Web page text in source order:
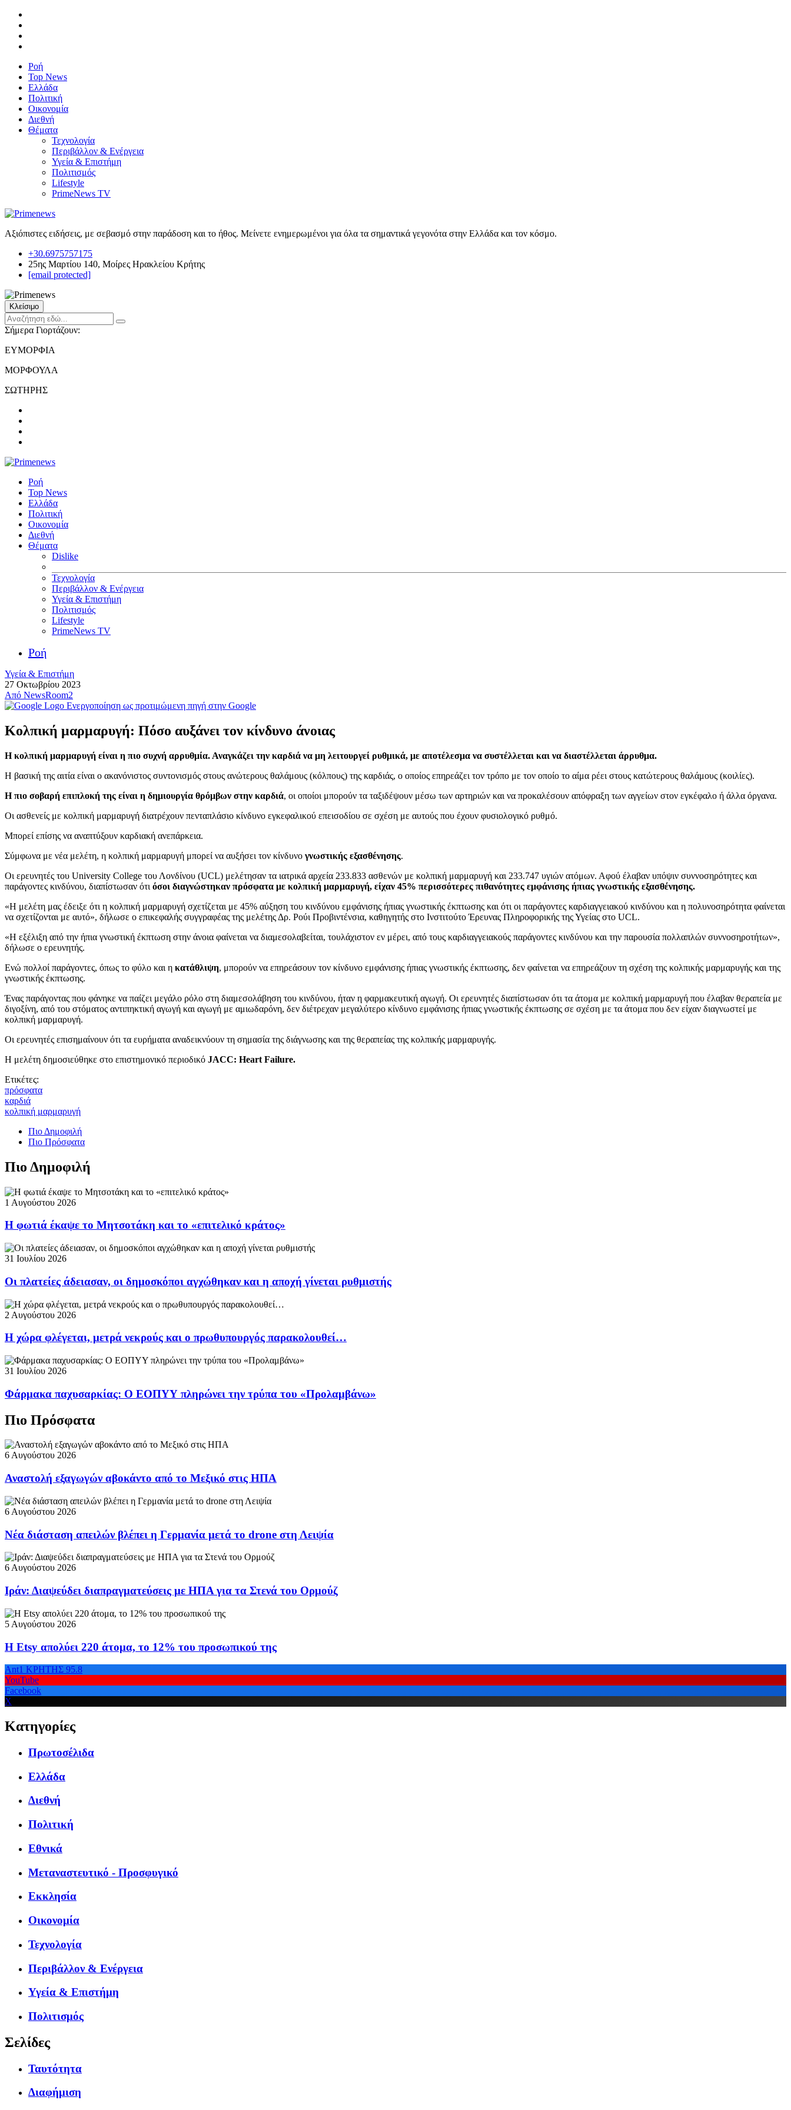
Ροή
Top News
Ελλάδα
Πολιτική
Οικονομία
Διεθνή
Θέματα
Τεχνολογία
Περιβάλλον & Ενέργεια
Υγεία & Επιστήμη
Πολιτισμός
Lifestyle
PrimeNews TV
Αξιόπιστες ειδήσεις, με σεβασμό στην παράδοση και το ήθος. Μείνετε ενημερωμένοι για όλα τα σημαντικά γεγονότα στην Ελλάδα και τον κόσμο.
+30.6975757175
25ης Μαρτίου 140, Μοίρες Ηρακλείου Κρήτης
[email protected]
Κλείσιμο
Σήμερα Γιορτάζουν:
ΕΥΜΟΡΦΙΑ
ΜΟΡΦΟΥΛΑ
ΣΩΤΗΡΗΣ
Ροή
Top News
Ελλάδα
Πολιτική
Οικονομία
Διεθνή
Θέματα
Dislike
Τεχνολογία
Περιβάλλον & Ενέργεια
Υγεία & Επιστήμη
Πολιτισμός
Lifestyle
PrimeNews TV
Ροή
Υγεία & Επιστήμη
27 Οκτωβρίου 2023
Από NewsRoom2
Ενεργοποίηση ως προτιμώμενη πηγή στην Google
Κολπική μαρμαρυγή: Πόσο αυξάνει τον κίνδυνο άνοιας
Η κολπική μαρμαρυγή είναι η πιο συχνή αρρυθμία. Αναγκάζει την καρδιά να μη λειτουργεί ρυθμικά, με αποτέλεσμα να συστέλλεται και να διαστέλλεται άρρυθμα.
Η βασική της αιτία είναι ο ακανόνιστος συντονισμός στους ανώτερους θαλάμους (κόλπους) της καρδιάς, ο οποίος επηρεάζει τον τρόπο με τον οποίο το αίμα ρέει στους κατώτερους θαλάμους (κοιλίες).
Η πιο σοβαρή επιπλοκή της είναι η δημιουργία θρόμβων στην καρδιά, οι οποίοι μπορούν τα ταξιδέψουν μέσω των αρτηριών και να προκαλέσουν απόφραξη των αγγείων στον εγκέφαλο ή άλλα όργανα.
Οι ασθενείς με κολπική μαρμαρυγή διατρέχουν πενταπλάσιο κίνδυνο εγκεφαλικού επεισοδίου σε σχέση με αυτούς που έχουν φυσιολογικό ρυθμό.
Μπορεί επίσης να αναπτύξουν καρδιακή ανεπάρκεια.
Σύμφωνα με νέα μελέτη, η κολπική μαρμαρυγή μπορεί να αυξήσει τον κίνδυνο γνωστικής εξασθένησης.
Οι ερευνητές του University College του Λονδίνου (UCL) μελέτησαν τα ιατρικά αρχεία 233.833 ασθενών με κολπική μαρμαρυγή και 233.747 υγιών ατόμων. Αφού έλαβαν υπόψιν συννοσηρότητες και
παράγοντες κινδύνου, διαπίστωσαν ότι όσοι διαγνώστηκαν πρόσφατα με κολπική μαρμαρυγή, είχαν 45% περισσότερες πιθανότητες εμφάνισης ήπιας γνωστικής εξασθένησης.
«Η μελέτη μας έδειξε ότι η κολπική μαρμαρυγή σχετίζεται με 45% αύξηση του κινδύνου εμφάνισης ήπιας γνωστικής έκπτωσης και ότι οι παράγοντες καρδιαγγειακού κινδύνου και η πολυνοσηρότητα φαίνεται
να σχετίζονται με αυτό», δήλωσε ο επικεφαλής συγγραφέας της μελέτης Δρ. Ρούι Προβιντένσια, καθηγητής στο Ινστιτούτο Έρευνας Πληροφορικής της Υγείας στο UCL.
«Η εξέλιξη από την ήπια γνωστική έκπτωση στην άνοια φαίνεται να διαμεσολαβείται, τουλάχιστον εν μέρει, από τους καρδιαγγειακούς παράγοντες κινδύνου και την παρουσία πολλαπλών συννοσηροτήτων»,
δήλωσε ο ερευνητής.
Ενώ πολλοί παράγοντες, όπως το φύλο και η κατάθλιψη, μπορούν να επηρεάσουν τον κίνδυνο εμφάνισης ήπιας γνωστικής έκπτωσης, δεν φαίνεται να επηρεάζουν τη σχέση της κολπικής μαρμαρυγής και της
γνωστικής έκπτωσης.
Ένας παράγοντας που φάνηκε να παίζει μεγάλο ρόλο στη διαμεσολάβηση του κινδύνου, ήταν η φαρμακευτική αγωγή. Οι ερευνητές διαπίστωσαν ότι τα άτομα με κολπική μαρμαρυγή που έλαβαν θεραπεία με
διγοξίνη, από του στόματος αντιπηκτική αγωγή και αγωγή με αμιωδαρόνη, δεν διέτρεχαν μεγαλύτερο κίνδυνο εμφάνισης ήπιας γνωστικής έκπτωσης σε σχέση με τα άτομα που δεν είχαν διαγνωστεί με
κολπική μαρμαρυγή.
Οι ερευνητές επισημαίνουν ότι τα ευρήματα αναδεικνύουν τη σημασία της διάγνωσης και της θεραπείας της κολπικής μαρμαρυγής.
Η μελέτη δημοσιεύθηκε στο επιστημονικό περιοδικό JACC: Heart Failure.
Ετικέτες:
πρόσφατα
καρδιά
κολπική μαρμαρυγή
Πιο Δημοφιλή
Πιο Πρόσφατα
Πιο Δημοφιλή
1 Αυγούστου 2026
Η φωτιά έκαψε το Μητσοτάκη και το «επιτελικό κράτος»
31 Ιουλίου 2026
Οι πλατείες άδειασαν, οι δημοσκόποι αγχώθηκαν και η αποχή γίνεται ρυθμιστής
2 Αυγούστου 2026
Η χώρα φλέγεται, μετρά νεκρούς και ο πρωθυπουργός παρακολουθεί…
31 Ιουλίου 2026
Φάρμακα παχυσαρκίας: Ο ΕΟΠΥΥ πληρώνει την τρύπα του «Προλαμβάνω»
Πιο Πρόσφατα
6 Αυγούστου 2026
Αναστολή εξαγωγών αβοκάντο από το Μεξικό στις ΗΠΑ
6 Αυγούστου 2026
Νέα διάσταση απειλών βλέπει η Γερμανία μετά το drone στη Λειψία
6 Αυγούστου 2026
Ιράν: Διαψεύδει διαπραγματεύσεις με ΗΠΑ για τα Στενά του Ορμούζ
5 Αυγούστου 2026
Η Etsy απολύει 220 άτομα, το 12% του προσωπικού της
Ant1 ΚΡΗΤΗΣ 95.8
YouTube
Facebook
X
Κατηγορίες
Πρωτοσέλιδα
Ελλάδα
Διεθνή
Πολιτική
Εθνικά
Μεταναστευτικό - Προσφυγικό
Εκκλησία
Οικονομία
Τεχνολογία
Περιβάλλον & Ενέργεια
Υγεία & Επιστήμη
Πολιτισμός
Σελίδες
Ταυτότητα
Διαφήμιση